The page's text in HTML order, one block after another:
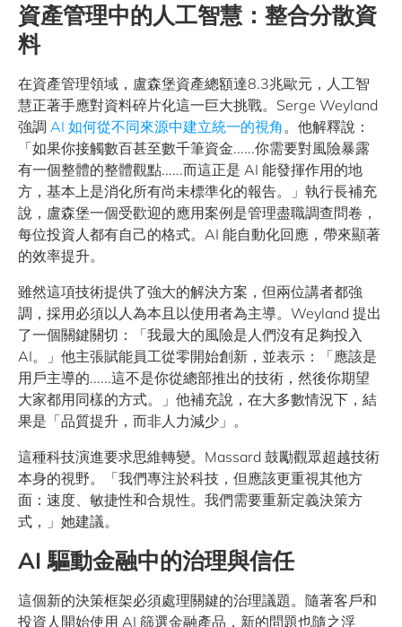
資產管理中的人工智慧：整合分散資
料
在資產管理領域，盧森堡資產總額達8.3兆歐元，人工智
慧正著手應對資料碎片化這一巨大挑戰。Serge Weyland
強調 AI 如何從不同來源中建立統一的視角。他解釋說：
「如果你接觸數百甚至數千筆資金......你需要對風險暴露
有一個整體的整體觀點......而這正是 AI 能發揮作用的地
方，基本上是消化所有尚未標準化的報告。」執行長補充
說，盧森堡一個受歡迎的應用案例是管理盡職調查問卷，
每位投資人都有自己的格式。AI 能自動化回應，帶來顯著
的效率提升。
雖然這項技術提供了強大的解決方案，但兩位講者都強
調，採用必須以人為本且以使用者為主導。Weyland 提出
了一個關鍵關切：「我最大的風險是人們沒有足夠投入
AI。」他主張賦能員工從零開始創新，並表示：「應該是
用戶主導的......這不是你從總部推出的技術，然後你期望
大家都用同樣的方式。」他補充說，在大多數情況下，結
果是「品質提升，而非人力減少」。
這種科技演進要求思維轉變。Massard 鼓勵觀眾超越技術
本身的視野。「我們專注於科技，但應該更重視其他方
面：速度、敏捷性和合規性。我們需要重新定義決策方
式，」她建議。
AI 驅動金融中的治理與信任
這個新的決策框架必須處理關鍵的治理議題。隨著客戶和
投資人開始使用 AI 篩選金融產品，新的問題也隨之浮